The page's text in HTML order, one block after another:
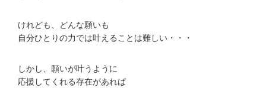
けれども、どんな願いも
自分ひとりの力では叶えることは難しい・・・
しかし、願いが叶うように
応援してくれる存在があれば